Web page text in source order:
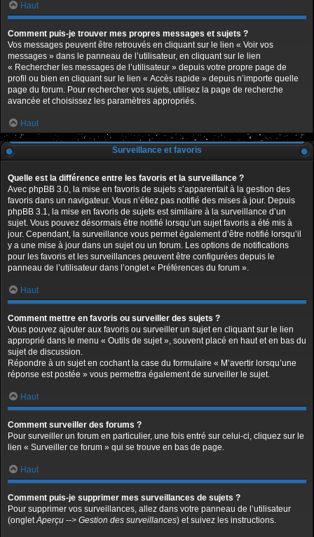
Haut
Comment puis-je trouver mes propres messages et sujets ?
Vos messages peuvent être retrouvés en cliquant sur le lien « Voir vos
messages » dans le panneau de l’utilisateur, en cliquant sur le lien
« Rechercher les messages de l’utilisateur » depuis votre propre page de
profil ou bien en cliquant sur le lien « Accès rapide » depuis n’importe quelle
page du forum. Pour rechercher vos sujets, utilisez la page de recherche
avancée et choisissez les paramètres appropriés.
Haut
Surveillance et favoris
Quelle est la différence entre les favoris et la surveillance ?
Avec phpBB 3.0, la mise en favoris de sujets s’apparentait à la gestion des
favoris dans un navigateur. Vous n’étiez pas notifié des mises à jour. Depuis
phpBB 3.1, la mise en favoris de sujets est similaire à la surveillance d’un
sujet. Vous pouvez désormais être notifié lorsqu’un sujet favoris a été mis à
jour. Cependant, la surveillance vous permet également d’être notifié lorsqu’il
y a une mise à jour dans un sujet ou un forum. Les options de notifications
pour les favoris et les surveillances peuvent être configurées depuis le
panneau de l’utilisateur dans l’onglet « Préférences du forum ».
Haut
Comment mettre en favoris ou surveiller des sujets ?
Vous pouvez ajouter aux favoris ou surveiller un sujet en cliquant sur le lien
approprié dans le menu « Outils de sujet », souvent placé en haut et en bas du
sujet de discussion.
Répondre à un sujet en cochant la case du formulaire « M’avertir lorsqu’une
réponse est postée » vous permettra également de surveiller le sujet.
Haut
Comment surveiller des forums ?
Pour surveiller un forum en particulier, une fois entré sur celui-ci, cliquez sur le
lien « Surveiller ce forum » qui se trouve en bas de page.
Haut
Comment puis-je supprimer mes surveillances de sujets ?
Pour supprimer vos surveillances, allez dans votre panneau de l’utilisateur
(ongletAperçu --> Gestion des surveillances) et suivez les instructions.